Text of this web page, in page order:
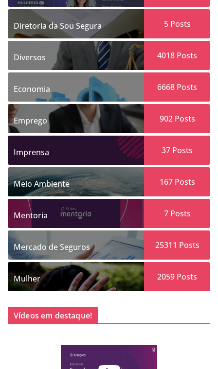
Diretoria da Sou Segura 5Posts
Diversos 4018 Posts
Economia 6668 Posts
Emprego 902Posts
Imprensa 37 Posts
Meio Ambiente 167Posts
Mentoria 7Posts
Mercado de Seguros 25311 Posts
Mulher 2059 Posts
Vídeos em destaque!